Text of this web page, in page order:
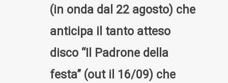
(in onda dal 22 agosto) che
anticipa il tanto atteso
disco “Il Padrone della
festa” (out il 16/09) che